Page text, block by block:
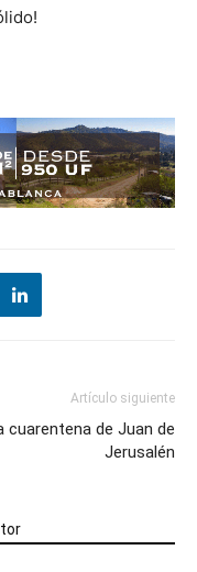
Artículo siguiente
cuarentena de Juan de
Jerusalén